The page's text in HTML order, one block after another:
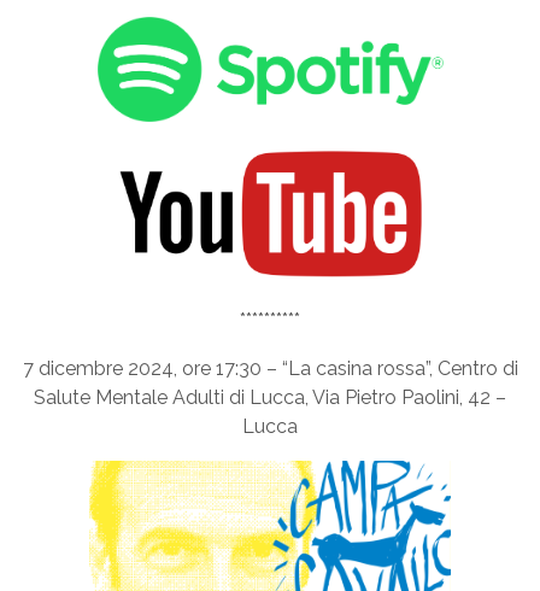
**********
7 dicembre 2024, ore 17:30 – “La casina rossa”, Centro di
Salute Mentale Adulti di Lucca, Via Pietro Paolini, 42 –
Lucca